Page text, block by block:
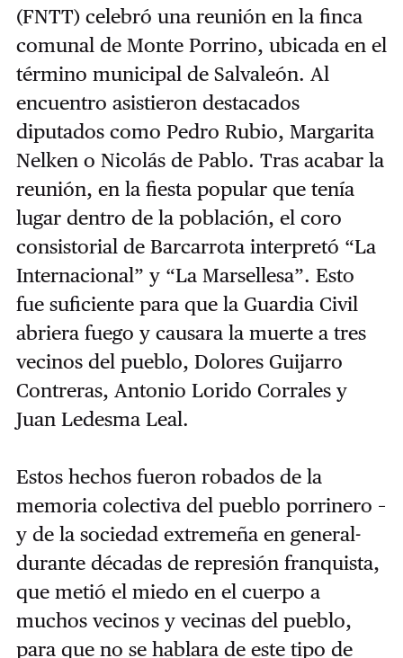
(FNTT) celebró una reunión en la finca
comunal de Monte Porrino, ubicada en el
término municipal de Salvaleón. Al
encuentro asistieron destacados
diputados como Pedro Rubio, Margarita
Nelken o Nicolás de Pablo. Tras acabar la
reunión, en la fiesta popular que tenía
lugar dentro de la población, el coro
consistorial de Barcarrota interpretó “La
Internacional” y “La Marsellesa”. Esto
fue suficiente para que la Guardia Civil
abriera fuego y causara la muerte a tres
vecinos del pueblo, Dolores Guijarro
Contreras, Antonio Lorido Corrales y
Juan Ledesma Leal.
Estos hechos fueron robados de la
memoria colectiva del pueblo porrinero –
y de la sociedad extremeña en general-
durante décadas de represión franquista,
que metió el miedo en el cuerpo a
muchos vecinos y vecinas del pueblo,
para que no se hablara de este tipo de